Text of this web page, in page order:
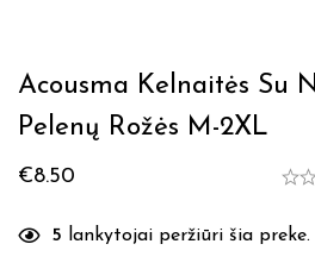
Acousma Kelnaitės Su
Pelenų Rožės M-2XL
€8.50
5 lankytojai peržiūri šia preke.